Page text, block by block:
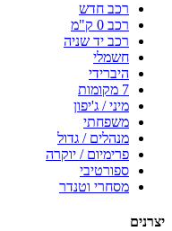
רכב חדש
רכב 0 ק"מ
רכב יד שניה
חשמלי
היברידי
7 מקומות
מיני / ג'יפון
משפחתי
מנהלים / גדול
פרימיום / יוקרה
ספורטיבי
מסחרי וטנדר
יצרנים